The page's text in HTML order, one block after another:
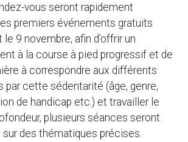
vous seront rapidement
premiers événements gratuits
9 novembre, afin d’offrir un
à la course à pied progressif et de
à correspondre aux différents
par cette sédentarité (âge, genre,
de handicap etc.) et travailler le
plusieurs séances seront
des thématiques précises.